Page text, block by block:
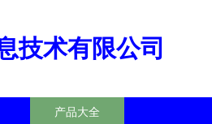
技术有限公司
产品大全